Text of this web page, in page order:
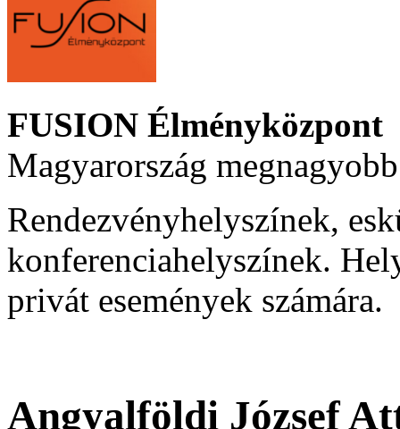
FUSION Élményközpont
Magyarország
Rendezvényhelyszínek,
konferenciahelyszínek.
privát események számára.
Angyalföldi József